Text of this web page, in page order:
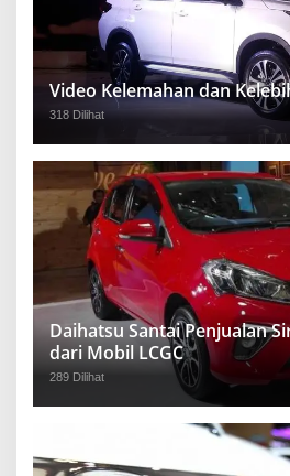
Video Kelemahan dan
318 Dilihat
Daihatsu Santai Penjualan
dari Mobil LCGC
289 Dilihat